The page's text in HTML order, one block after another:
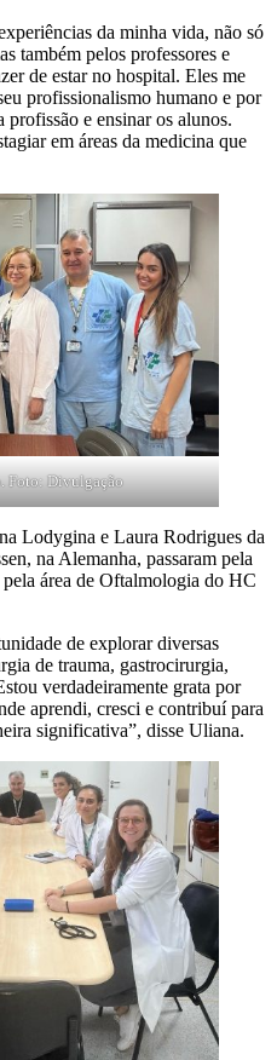
da minha vida, não só
também pelos professores e
de estar no hospital. Eles me
profissionalismo humano e por
e ensinar os alunos.
em áreas da medicina que
Foto: Divulgação
Lodygina e Laura Rodrigues da
na Alemanha, passaram pela
área de Oftalmologia do HC
de explorar diversas
de trauma, gastrocirurgia,
verdadeiramente grata por
aprendi, cresci e contribuí para
significativa”, disse Uliana.